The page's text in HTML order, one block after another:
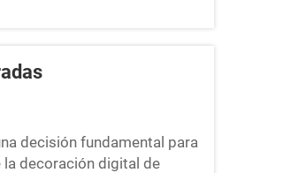
decisión fundamental para
la decoración digital de